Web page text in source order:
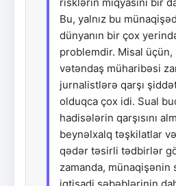
Bu, yalnız bu
dünyanın bir çox
problemdir. Misal üçün,
vətəndaş müharibəsi
jurnalistlərə qarşı
olduqca çox idi. Sual
hadisələrin qarşısını
beynəlxalq təşkilatlar
qədər təsirli tədbirlər
zamanda, münaqişənin